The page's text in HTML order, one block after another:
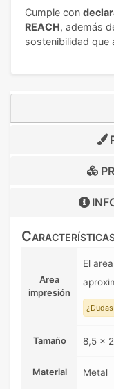
Cumple con
REACH, además
sostenibilidad que
Area
impresión
El
Tamaño 8,5 x
Material Metal